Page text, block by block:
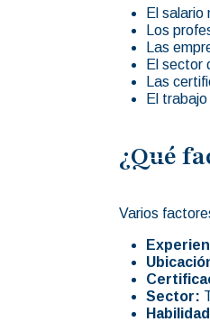
El
Los
Las
El sector
Las
El
¿Qué
Varios
Sector: